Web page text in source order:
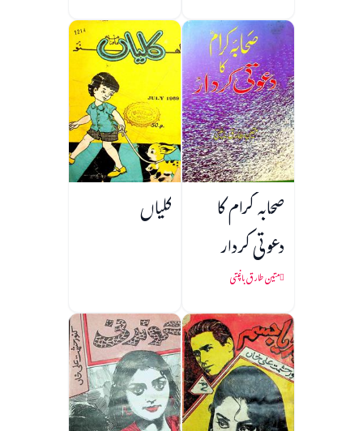
صحابہ کرام کا
دعوتی کردار
متین طارق باغپتی
کلیاں